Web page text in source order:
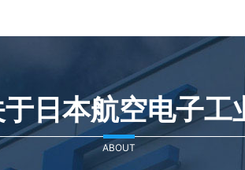
于日本航空电子工
ABOUT